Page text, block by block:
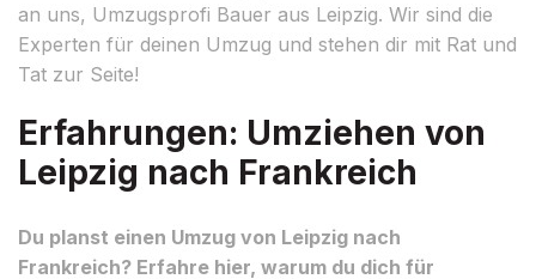
an uns, Umzugsprofi Bauer aus Leipzig. Wir sind die
Experten für deinen Umzug und stehen dir mit Rat und
Tat zur Seite!
Erfahrungen: Umziehen von
Leipzig nach Frankreich
Du planst einen Umzug von Leipzig nach
Frankreich? Erfahre hier, warum du dich für